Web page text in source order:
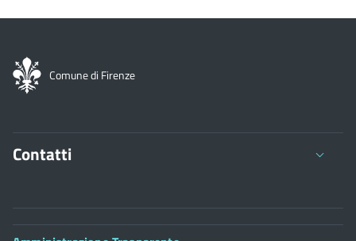
Comune di Firenze
Contatti
Comune di Firenze
Palazzo Vecchio